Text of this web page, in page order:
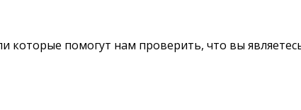
которые помогут нам проверить, что вы